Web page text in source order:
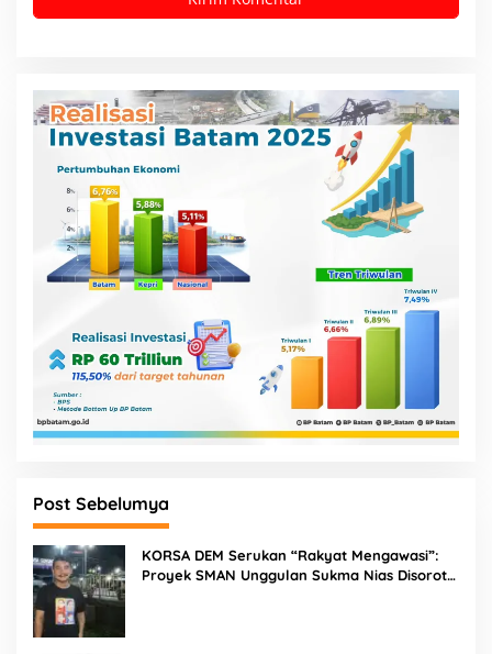
Post Sebelumya
KORSA DEM Serukan “Rakyat Mengawasi”:
Proyek SMAN Unggulan Sukma Nias Disorot,